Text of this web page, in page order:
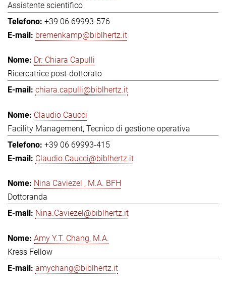
Assistente scientifico
+39 06 69993-576
bremenkamp@biblhertz.it
Dr. Chiara Capulli
Ricercatrice post-dottorato
chiara.capulli@biblhertz.it
Claudio Caucci
Facility Management, Tecnico di gestione operativa
+39 06 69993-415
Claudio.Caucci@biblhertz.it
Nina Caviezel , M.A. BFH
Dottoranda
Nina.Caviezel@biblhertz.it
Amy Y.T. Chang, M.A.
Kress Fellow
amychang@biblhertz.it